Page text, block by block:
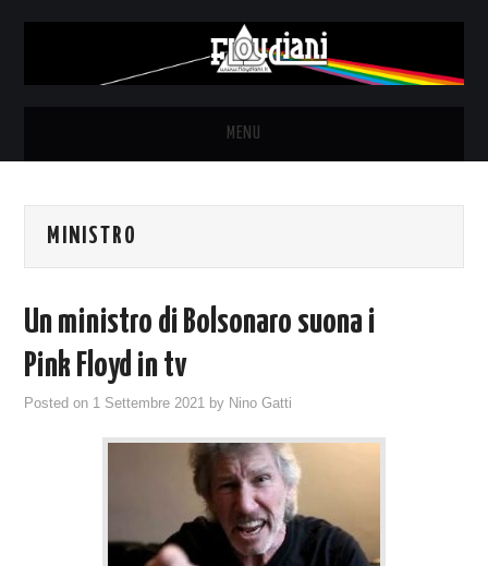
MENU
NEWS
SYD BARRETT – ALLE SOGLIE
DELL’ALBA
MINISTRO
Un ministro di Bolsonaro suona i
Pink Floyd in tv
Posted on 1 Settembre 2021 by Nino Gatti